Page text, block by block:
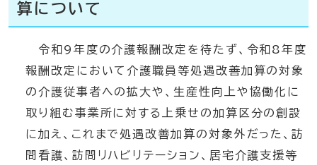
算について
令和9年度の介護報酬改定を待たず、令和8年度
報酬改定において介護職員等処遇改善加算の対象
の介護従事者への拡大や、生産性向上や協働化に
取り組む事業所に対する上乗せの加算区分の創設
に加え、これまで処遇改善加算の対象外だった、訪
問看護、訪問リハビリテーション、居宅介護支援等